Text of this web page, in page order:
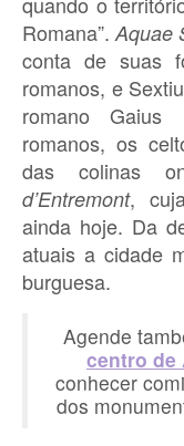
Romana”. Aquae
conta de suas
romanos, e
romano Gaius
romanos, os
das colinas
d’Entremont,
ainda hoje. Da
atuais a cidade
burguesa.
Agende
centro de
conhecer
dos